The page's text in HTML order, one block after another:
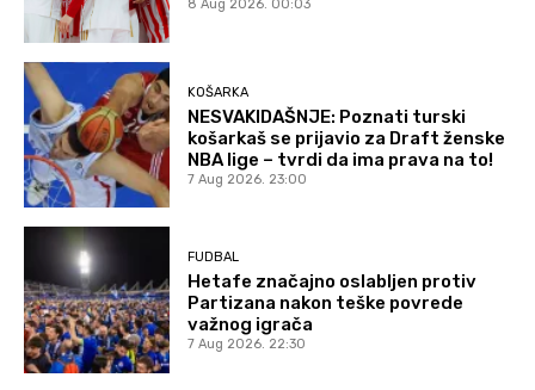
8 Aug 2026. 00:03
KOŠARKA
NESVAKIDAŠNJE: Poznati turski
košarkaš se prijavio za Draft ženske
NBA lige – tvrdi da ima prava na to!
7 Aug 2026. 23:00
FUDBAL
Hetafe značajno oslabljen protiv
Partizana nakon teške povrede
važnog igrača
7 Aug 2026. 22:30